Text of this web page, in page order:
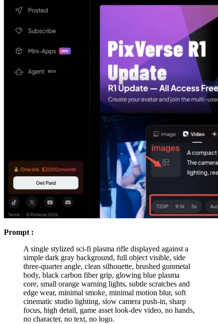
Prompt :
A single stylized sci-fi plasma rifle displayed against a
simple dark gray background, full object visible, side
three-quarter angle, clean silhouette, brushed gunmetal
body, black carbon fiber grip, glowing blue plasma
core, small orange warning lights, subtle scratches and
edge wear, minimal smoke, minimal motion blur, soft
cinematic studio lighting, slow camera push-in, sharp
focus, high detail, game asset look-dev video, no hands,
no character, no text, no logo.